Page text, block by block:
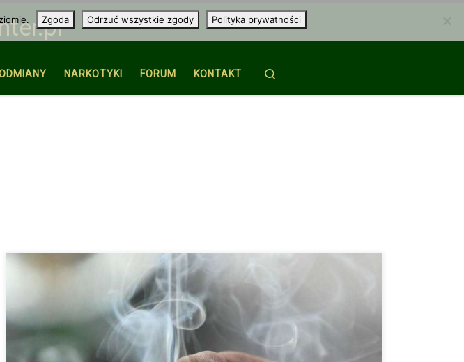
NARKOTYKI FORUM KONTAKT
W krótkim czasie po przyjęciu THC oddziałuje na ośrodkowy układ nerwowy
Zgoda Odrzuć wszystkie zgody Polityka prywatności